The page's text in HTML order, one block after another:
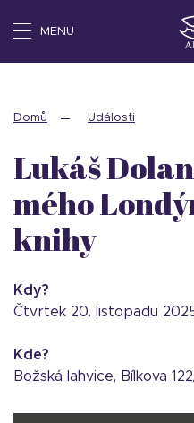
MENU
Domů Události
Lukáš
mého
knihy
Kdy?
čtvrtek 20. listopadu
Kde?
Božská lahvice, Bílkova